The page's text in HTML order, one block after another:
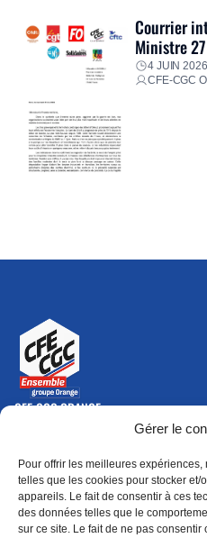
Gérer le
Pour offrir les meilleures
telles que les cookies pour stocker et/
appareils. Le fait de consentir à ces
des données telles que le
sur ce site. Le fait de ne pas
Courrier
Ministre
4 JUIN
CFE-CGC
CFE-CGC ORANGE
10-12 rue Saint Amand, 75015
Nous contacter
01 46 79 28 74
S'ABONNER(NOUVELLE FENÊTRE)
ADHÉRER